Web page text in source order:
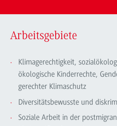
Arbeitsgebiete
Klimagerechtigkeit,
ökologische Kinderrechte,
gerechter Klimaschutz
Diversitätsbewusste und
Soziale Arbeit in der